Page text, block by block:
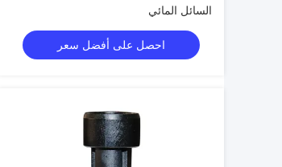
السائل المائي
احصل على أفضل سعر